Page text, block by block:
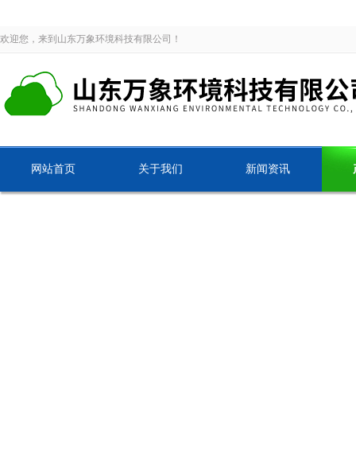
欢迎您，来到山东万象环境科技有限公司！
网站首页 关于我们 新闻资讯